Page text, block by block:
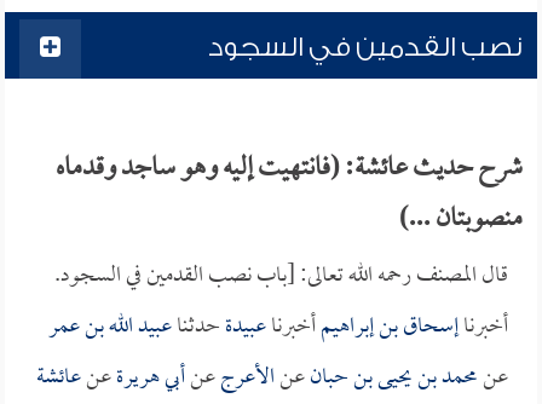
نصب القدمين في السجود
شرح حديث عائشة: (فانتهيت إليه وهو ساجد وقدماه
منصوبتان ...)
قال المصنف رحمه الله تعالى: [باب نصب القدمين في السجود.
أخبرناإسحاق بن إبراهيمأخبرناعبيدةحدثناعبيد الله بن عمر
عنمحمد بن يحيى بن حبانعنالأعرجعنأبي هريرةعنعائشة